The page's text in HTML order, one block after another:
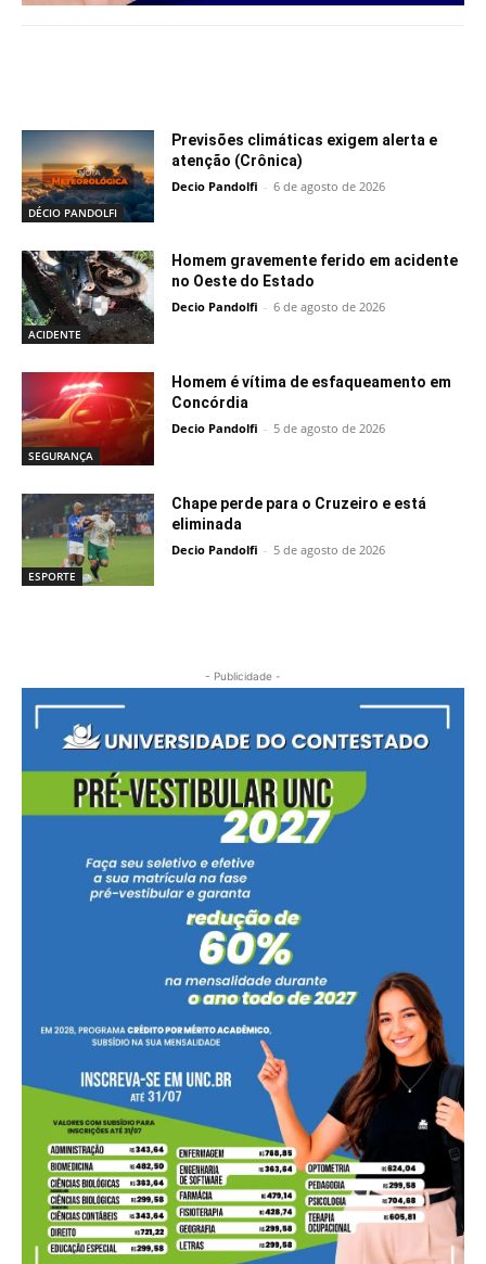
DÉCIO PANDOLFI
Previsões climáticas exigem alerta e
atenção (Crônica)
Decio Pandolfi - 6 de agosto de 2026
ACIDENTE
Homem gravemente ferido em acidente
no Oeste do Estado
Decio Pandolfi - 6 de agosto de 2026
SEGURANÇA
Homem é vítima de esfaqueamento em
Concórdia
Decio Pandolfi - 5 de agosto de 2026
ESPORTE
Chape perde para o Cruzeiro e está
eliminada
Decio Pandolfi - 5 de agosto de 2026
- Publicidade -